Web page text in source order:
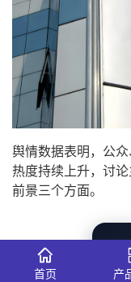
舆情数据表明，公
热度持续上升，讨
前景三个方面。
首页 产